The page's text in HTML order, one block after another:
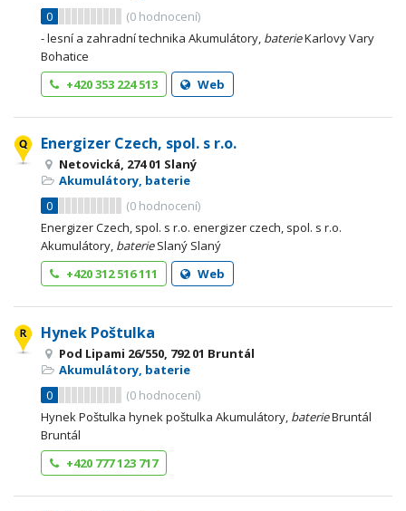
0
(0 hodnocení)
- lesní a zahradní technika Akumulátory, baterieKarlovy Vary
Bohatice
+420 353 224 513
Web
Energizer Czech, spol. s r.o.
Netovická, 274 01 Slaný
Akumulátory, baterie
0
(0 hodnocení)
Energizer Czech, spol. s r.o. energizer czech, spol. s r.o.
Akumulátory, baterieSlaný Slaný
+420 312 516 111
Web
Hynek Poštulka
Pod Lipami 26/550, 792 01 Bruntál
Akumulátory, baterie
0
(0 hodnocení)
Hynek Poštulka hynek poštulka Akumulátory, baterieBruntál
Bruntál
+420 777 123 717